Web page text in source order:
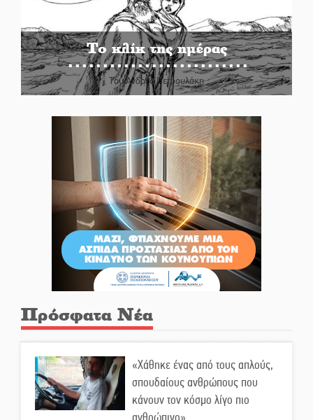
Το κλίκ της ημέρας
Του Ανδρέα Πετρουλάκη
Πρόσφατα Νέα
«Χάθηκε ένας από τους απλούς,
σπουδαίους ανθρώπους που
κάνουν τον κόσμο λίγο πιο